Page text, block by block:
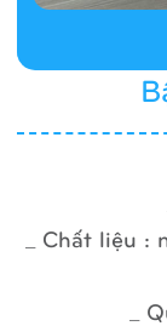
_ Chất liệu
_